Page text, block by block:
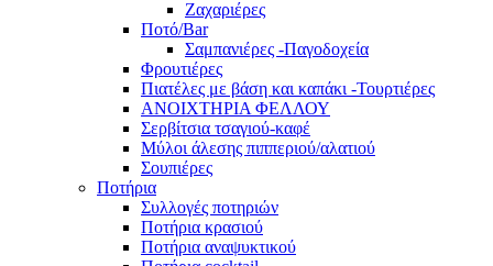
Ζαχαριέρες
Ποτό/Bar
Σαμπανιέρες -Παγοδοχεία
Φρουτιέρες
Πιατέλες με βάση και καπάκι -Τουρτιέρες
ΑΝΟΙΧΤΗΡΙΑ ΦΕΛΛΟΥ
Σερβίτσια τσαγιού-καφέ
Μύλοι άλεσης πιππεριού/αλατιού
Σουπιέρες
Ποτήρια
Συλλογές ποτηριών
Ποτήρια κρασιού
Ποτήρια αναψυκτικού